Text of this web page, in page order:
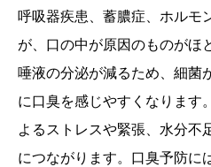
呼吸器疾患、蓄膿症、ホルモ
が、口の中が原因のものがほ
唾液の分泌が減るため、細菌
に口臭を感じやすくなります
よるストレスや緊張、水分不
につながります。口臭予防に